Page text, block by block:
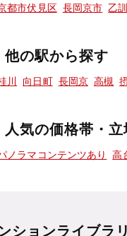
都市伏見区 長岡京市 乙
他の駅から探す
川 向日町 長岡京 高槻
人気の価格帯・
ノラマコンテンツあり 高
ションライブラ